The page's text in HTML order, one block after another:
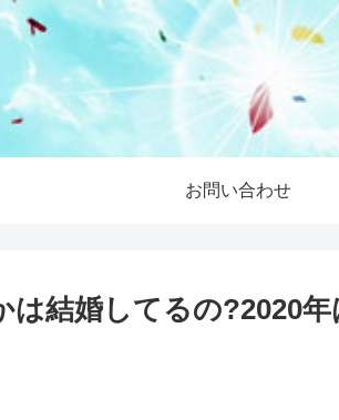
お問い合わせ
は結婚してるの?2020